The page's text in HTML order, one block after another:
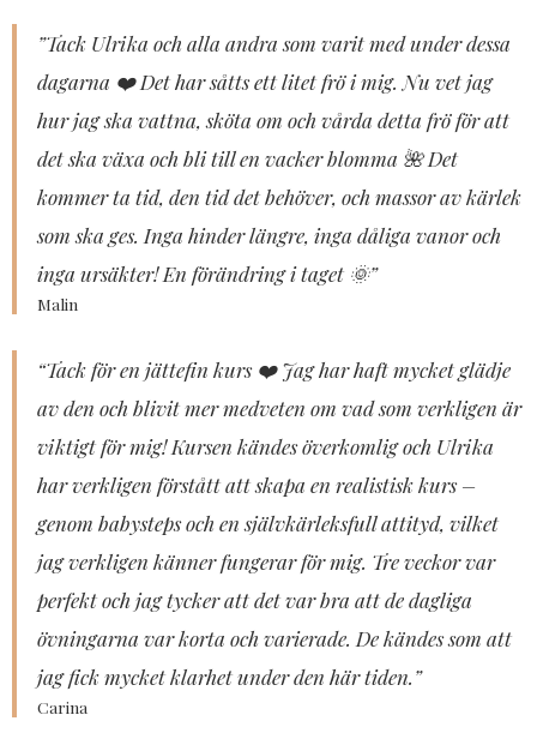
​”Tack Ulrika och alla andra som varit med under dessa
dagarna ❤️ Det har såtts ett litet frö i mig. Nu vet jag
hur jag ska vattna, sköta om och vårda detta frö för att
det ska växa och bli till en vacker blomma 🌺 Det
kommer ta tid, den tid det behöver, och massor av kärlek
som ska ges. Inga hinder längre, inga dåliga vanor och
inga ursäkter! En förändring i taget 🌞”
Malin
​“Tack för en jättefin kurs ❤️ Jag har haft mycket glädje
av den och blivit mer medveten om vad som verkligen är
viktigt för mig! Kursen kändes överkomlig och Ulrika
har verkligen förstått att skapa en realistisk kurs –
genom babysteps och en självkärleksfull attityd, vilket
jag verkligen känner fungerar för mig. Tre veckor var
perfekt och jag tycker att det var bra att de dagliga
övningarna var korta och varierade. De kändes som att
jag fick mycket klarhet under den här tiden.”
Carina